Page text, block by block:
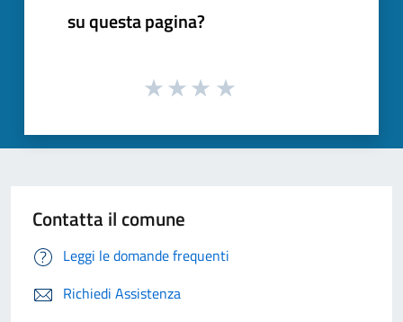
su questa pagina?
Contatta il comune
Leggi le domande frequenti
Richiedi Assistenza